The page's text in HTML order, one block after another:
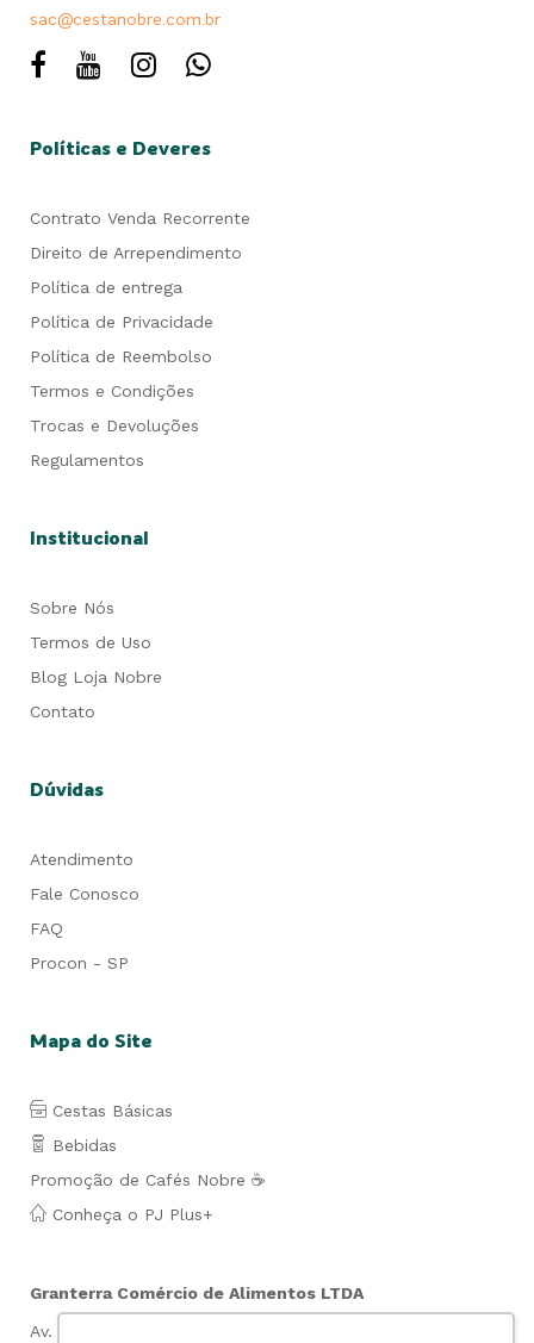
sac@cestanobre.com.br
Políticas e Deveres
Contrato Venda Recorrente
Direito de Arrependimento
Política de entrega
Política de Privacidade
Política de Reembolso
Termos e Condições
Trocas e Devoluções
Regulamentos
Institucional
Sobre Nós
Termos de Uso
Blog Loja Nobre
Contato
Dúvidas
Atendimento
Fale Conosco
FAQ
Procon - SP
Mapa do Site
Cestas Básicas
Bebidas
Promoção de Cafés Nobre ☕
Conheça o PJ Plus+
Granterra Comércio de Alimentos LTDA
Av. Lauro de Gusmão Silveira, 849- Jd. São Geraldo-